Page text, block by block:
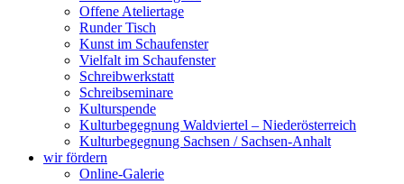
Offene Ateliertage
Runder Tisch
Kunst im Schaufenster
Vielfalt im Schaufenster
Schreibwerkstatt
Schreibseminare
Kulturspende
Kulturbegegnung Waldviertel – Niederösterreich
Kulturbegegnung Sachsen / Sachsen-Anhalt
wir fördern
Online-Galerie